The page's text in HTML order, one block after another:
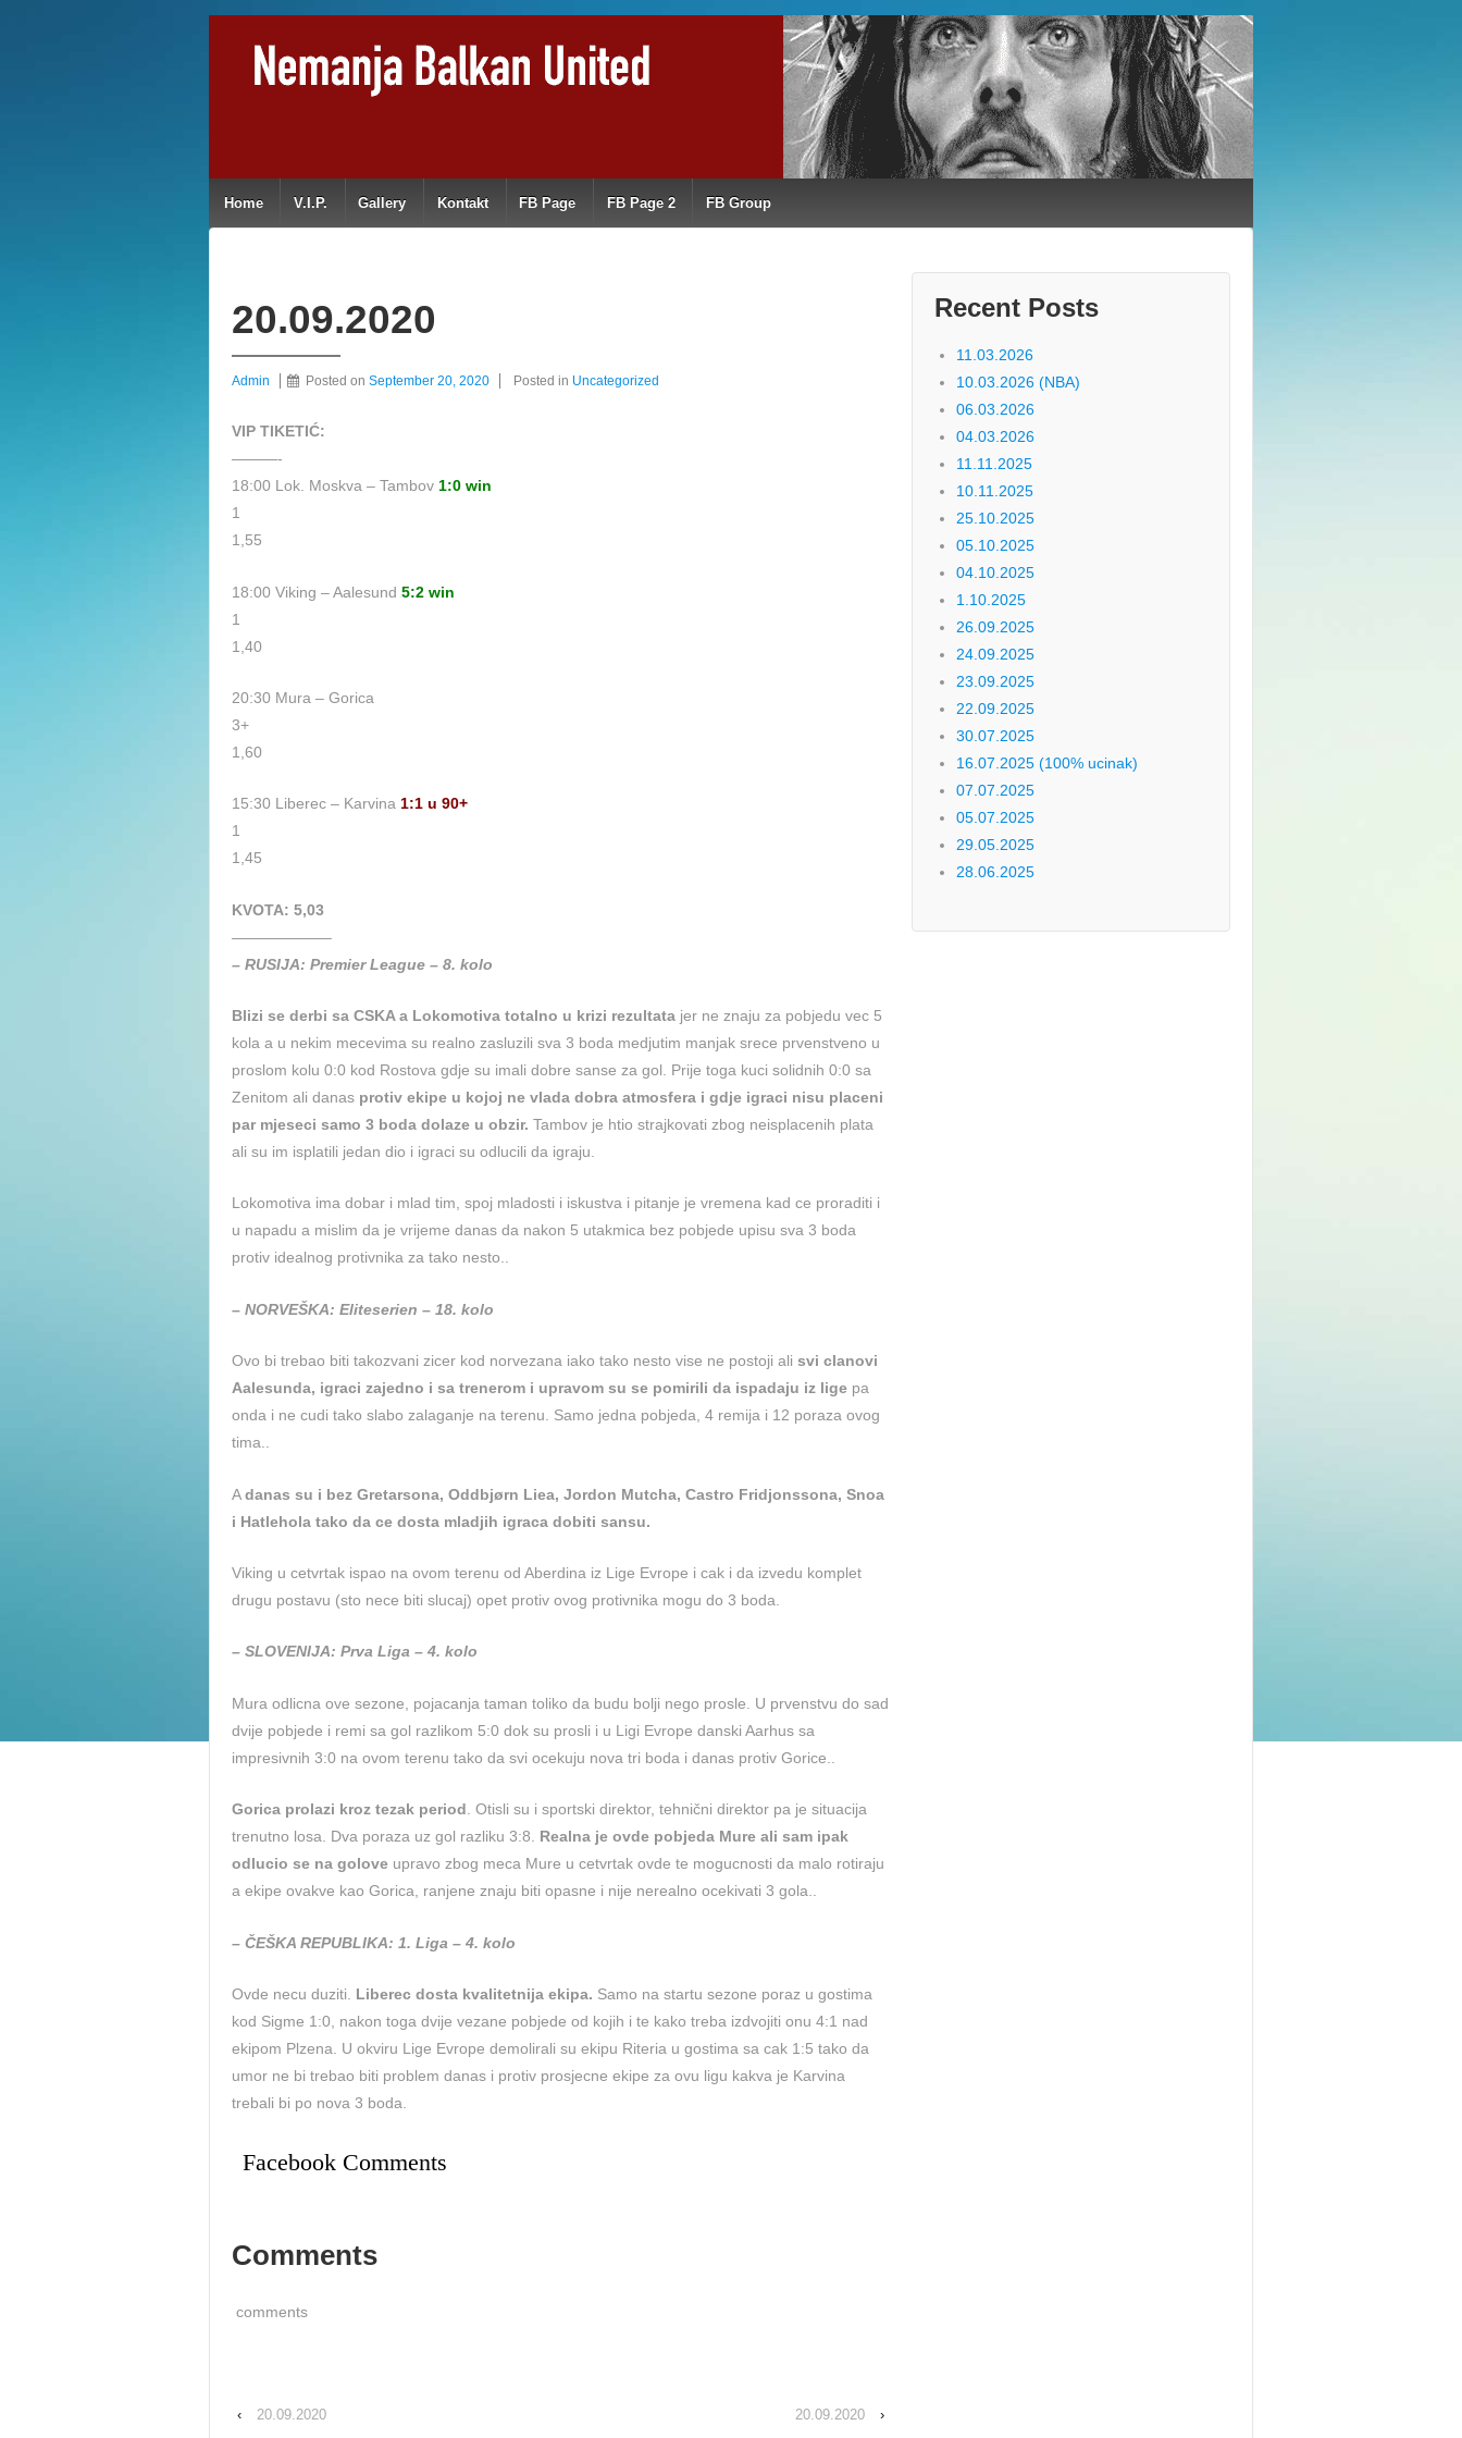
Home V.I.P. Gallery Kontakt FB Page FB Page 2 FB Group
20.09.2020
Admin Posted on September 20, 2020 Posted in Uncategorized
VIP TIKETIĆ:
———-
18:00 Lok. Moskva – Tambov 1:0 win
1
1,55
18:00 Viking – Aalesund 5:2 win
1
1,40
20:30 Mura – Gorica
3+
1,60
15:30 Liberec – Karvina 1:1 u 90+
1
1,45
KVOTA: 5,03
——————–
– RUSIJA: Premier League – 8. kolo
Blizi se derbi sa CSKA a Lokomotiva totalno u krizi rezultata jer ne znaju za pobjedu vec 5
kola a u nekim mecevima su realno zasluzili sva 3 boda medjutim manjak srece prvenstveno u
proslom kolu 0:0 kod Rostova gdje su imali dobre sanse za gol. Prije toga kuci solidnih 0:0 sa
Zenitom ali danas protiv ekipe u kojoj ne vlada dobra atmosfera i gdje igraci nisu placeni
par mjeseci samo 3 boda dolaze u obzir. Tambov je htio strajkovati zbog neisplacenih plata
ali su im isplatili jedan dio i igraci su odlucili da igraju.
Lokomotiva ima dobar i mlad tim, spoj mladosti i iskustva i pitanje je vremena kad ce proraditi i
u napadu a mislim da je vrijeme danas da nakon 5 utakmica bez pobjede upisu sva 3 boda
protiv idealnog protivnika za tako nesto..
– NORVEŠKA: Eliteserien – 18. kolo
Ovo bi trebao biti takozvani zicer kod norvezana iako tako nesto vise ne postoji ali svi clanovi
Aalesunda, igraci zajedno i sa trenerom i upravom su se pomirili da ispadaju iz lige pa
onda i ne cudi tako slabo zalaganje na terenu. Samo jedna pobjeda, 4 remija i 12 poraza ovog
tima..
Adanas su i bez Gretarsona, Oddbjørn Liea, Jordon Mutcha, Castro Fridjonssona, Snoa
i Hatlehola tako da ce dosta mladjih igraca dobiti sansu.
Viking u cetvrtak ispao na ovom terenu od Aberdina iz Lige Evrope i cak i da izvedu komplet
drugu postavu (sto nece biti slucaj) opet protiv ovog protivnika mogu do 3 boda.
– SLOVENIJA: Prva Liga – 4. kolo
Mura odlicna ove sezone, pojacanja taman toliko da budu bolji nego prosle. U prvenstvu do sad
dvije pobjede i remi sa gol razlikom 5:0 dok su prosli i u Ligi Evrope danski Aarhus sa
impresivnih 3:0 na ovom terenu tako da svi ocekuju nova tri boda i danas protiv Gorice..
Gorica prolazi kroz tezak period. Otisli su i sportski direktor, tehnični direktor pa je situacija
trenutno losa. Dva poraza uz gol razliku 3:8. Realna je ovde pobjeda Mure ali sam ipak
odlucio se na golove upravo zbog meca Mure u cetvrtak ovde te mogucnosti da malo rotiraju
a ekipe ovakve kao Gorica, ranjene znaju biti opasne i nije nerealno ocekivati 3 gola..
– ČEŠKA REPUBLIKA: 1. Liga – 4. kolo
Ovde necu duziti. Liberec dosta kvalitetnija ekipa. Samo na startu sezone poraz u gostima
kod Sigme 1:0, nakon toga dvije vezane pobjede od kojih i te kako treba izdvojiti onu 4:1 nad
ekipom Plzena. U okviru Lige Evrope demolirali su ekipu Riteria u gostima sa cak 1:5 tako da
umor ne bi trebao biti problem danas i protiv prosjecne ekipe za ovu ligu kakva je Karvina
trebali bi po nova 3 boda.
Facebook Comments
Comments
comments
‹ 20.09.2020 20.09.2020 ›
Recent Posts
11.03.2026
10.03.2026 (NBA)
06.03.2026
04.03.2026
11.11.2025
10.11.2025
25.10.2025
05.10.2025
04.10.2025
1.10.2025
26.09.2025
24.09.2025
23.09.2025
22.09.2025
30.07.2025
16.07.2025 (100% ucinak)
07.07.2025
05.07.2025
29.05.2025
28.06.2025